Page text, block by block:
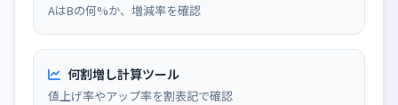
AはBの何%か、増減率を確認
何割増し計算ツール
値上げ率やアップ率を割表記で確認